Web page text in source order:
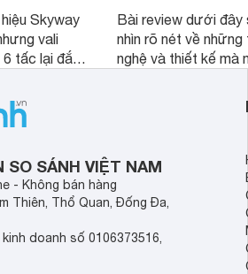
Skyway
vali
tấc lại đắt
Bài review dưới đây
nhìn rõ nét về những
nghệ và thiết kế mà
thể đưa ra quyết
SO SÁNH VIỆT NAM
- Không bán hàng
Thiên, Thổ Quan, Đống Đa,
doanh số 0106373516,